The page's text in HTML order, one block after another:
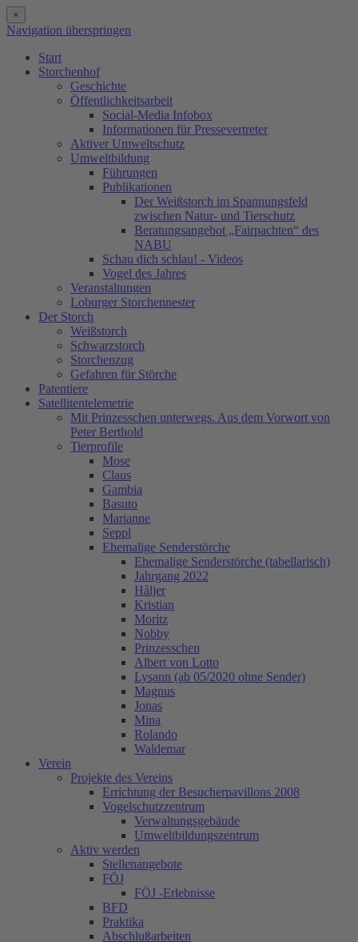
×
Navigation überspringen
Start
Storchenhof
Geschichte
Öffentlichkeitsarbeit
Social-Media Infobox
Informationen für Pressevertreter
Aktiver Umweltschutz
Umweltbildung
Führungen
Publikationen
Der Weißstorch im Spannungsfeld
zwischen Natur- und Tierschutz
Beratungsangebot „Fairpachten“ des
NABU
Schau dich schlau! - Videos
Vogel des Jahres
Veranstaltungen
Loburger Storchennester
Der Storch
Weißstorch
Schwarzstorch
Storchenzug
Gefahren für Störche
Patentiere
Satellitentelemetrie
Mit Prinzesschen unterwegs. Aus dem Vorwort von
Peter Berthold
Tierprofile
Mose
Claus
Gambia
Basuto
Marianne
Seppl
Ehemalige Senderstörche
Ehemalige Senderstörche (tabellarisch)
Jahrgang 2022
Håljer
Kristian
Moritz
Nobby
Prinzesschen
Albert von Lotto
Lysann (ab 05/2020 ohne Sender)
Magnus
Jonas
Mina
Rolando
Waldemar
Verein
Projekte des Vereins
Errichtung der Besucherpavillons 2008
Vogelschutzzentrum
Verwaltungsgebäude
Umweltbildungszentrum
Aktiv werden
Stellenangebote
FÖJ
FÖJ -Erlebnisse
BFD
Praktika
Abschlußarbeiten